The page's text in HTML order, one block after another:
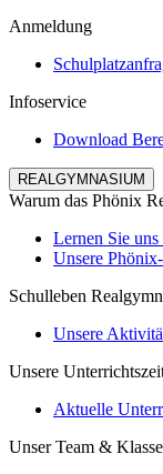
Anmeldung
Infoservice
Download
REALGYMNASIUM
Warum das Phönix
Lernen Sie uns
Unsere
Schulleben
Unsere
Unsere
Aktuelle
Unser Team &